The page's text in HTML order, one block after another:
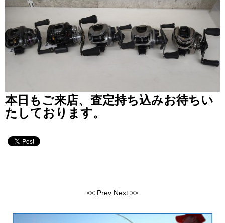
本日もご来店、査定持ち込みお待ちい
たしております。
<< Prev Next >>